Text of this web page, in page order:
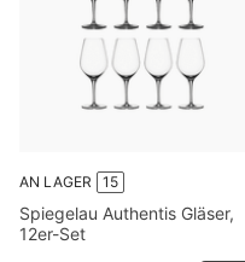
AN LAGER 15
Spiegelau Authentis Gläser,
12er-Set